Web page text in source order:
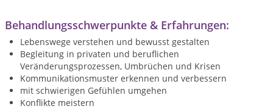
Behandlungsschwerpunkte & Erfahrungen:
Lebenswege verstehen und bewusst gestalten
Begleitung in privaten und beruflichen
Veränderungsprozessen, Umbrüchen und Krisen
Kommunikationsmuster erkennen und verbessern
mit schwierigen Gefühlen umgehen
Konflikte meistern